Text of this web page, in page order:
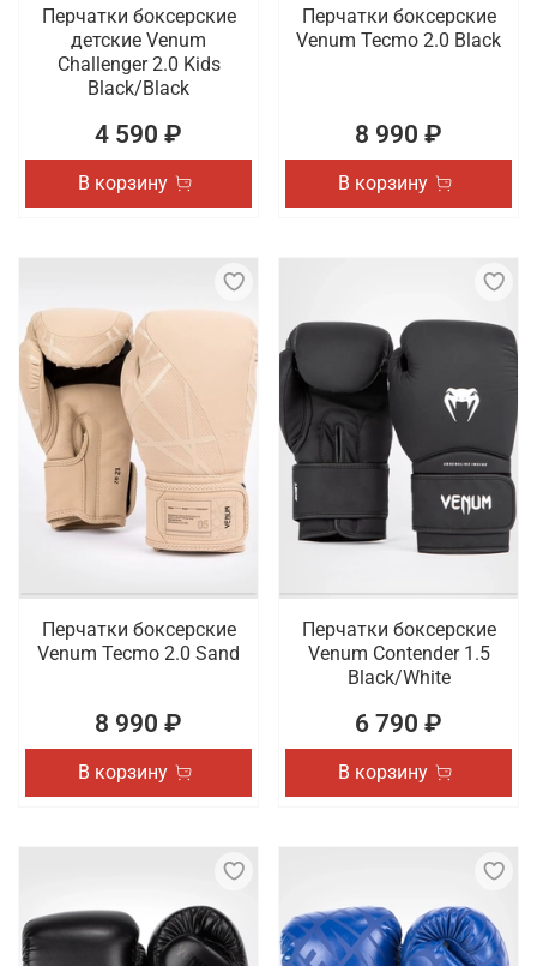
Перчатки боксерские
детские Venum
Challenger 2.0 Kids
Black/Black
4 590 ₽
В корзину
Перчатки боксерские
Venum Tecmo 2.0 Black
8 990 ₽
В корзину
Перчатки боксерские
Venum Tecmo 2.0 Sand
8 990 ₽
В корзину
Перчатки боксерские
Venum Contender 1.5
Black/White
6 790 ₽
В корзину